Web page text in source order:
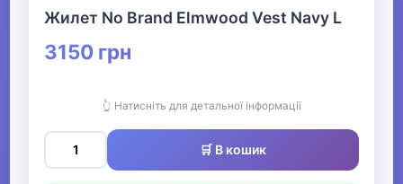
Жилет No Brand Elmwood Vest Navy L
3150 грн
👆 Натисніть для детальної інформації
🛒 В кошик